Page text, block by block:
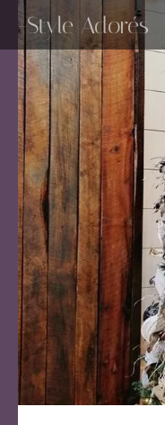
-Style Adorés